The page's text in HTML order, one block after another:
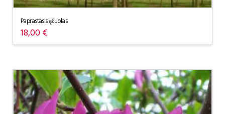
Paprastasis ąžuolas
18,00€